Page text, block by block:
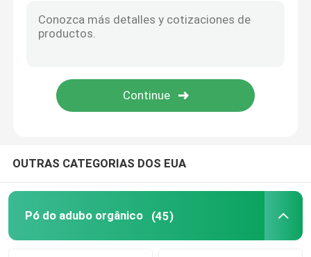
Os suínos alimentam aditivos
Agentes colorindo naturais
OUTRAS CATEGORIAS DOS EUA
Pó do adubo orgânico (45)